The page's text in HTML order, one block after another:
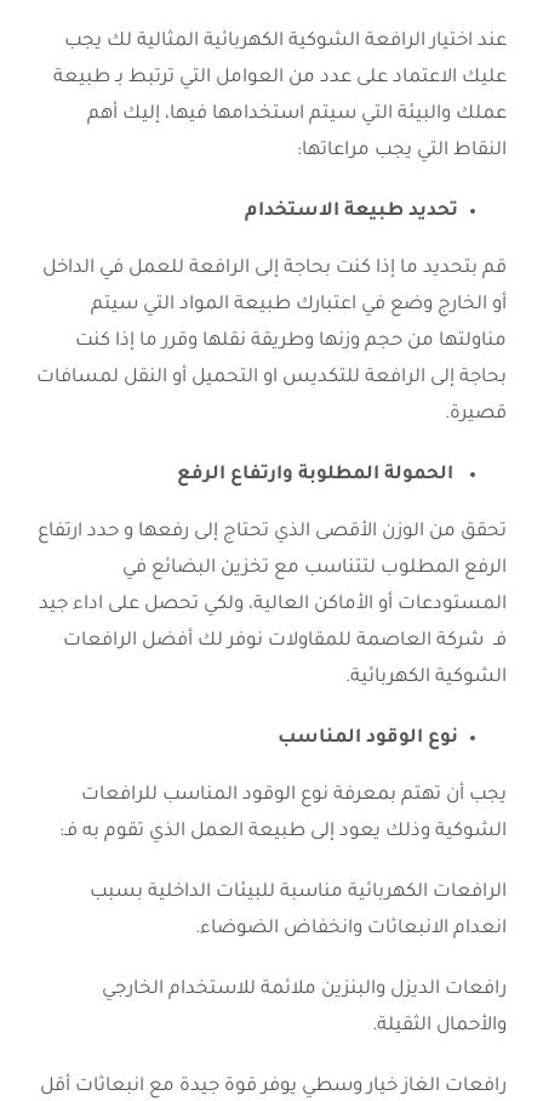
عند اختيار الرافعة الشوكية الكهربائية المثالية لك يجب
عليك الاعتماد على عدد من العوامل التي ترتبط بـ طبيعة
عملك والبيئة التي سيتم استخدامها فيها، إليك أهم
النقاط التي يجب مراعاتها:
تحديد طبيعة الاستخدام
قم بتحديد ما إذا كنت بحاجة إلى الرافعة للعمل في الداخل
أو الخارج وضع في اعتبارك طبيعة المواد التي سيتم
مناولتها من حجم وزنها وطريقة نقلها وقرر ما إذا كنت
بحاجة إلى الرافعة للتكديس او التحميل أو النقل لمسافات
قصيرة.
الحمولة المطلوبة وارتفاع الرفع
تحقق من الوزن الأقصى الذي تحتاج إلى رفعها و حدد ارتفاع
الرفع المطلوب لتتناسب مع تخزين البضائع في
المستودعات أو الأماكن العالية، ولكي تحصل على اداء جيد
فـ شركة العاصمة للمقاولات نوفر لك أفضل الرافعات
الشوكية الكهربائية.
نوع الوقود المناسب
يجب أن تهتم بمعرفة نوع الوقود المناسب للرافعات
الشوكية وذلك يعود إلى طبيعة العمل الذي تقوم به فـ:
الرافعات الكهربائية مناسبة للبيئات الداخلية بسبب
انعدام الانبعاثات وانخفاض الضوضاء.
رافعات الديزل والبنزين ملائمة للاستخدام الخارجي
والأحمال الثقيلة.
رافعات الغاز خيار وسطي يوفر قوة جيدة مع انبعاثات أقل